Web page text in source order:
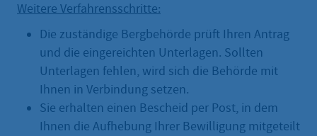
Weitere Verfahrensschritte:
Die zuständige Bergbehörde prüft Ihren Antrag
und die eingereichten Unterlagen. Sollten
Unterlagen fehlen, wird sich die Behörde mit
Ihnen in Verbindung setzen.
Sie erhalten einen Bescheid per Post, in dem
Ihnen die Aufhebung Ihrer Bewilligung mitgeteilt